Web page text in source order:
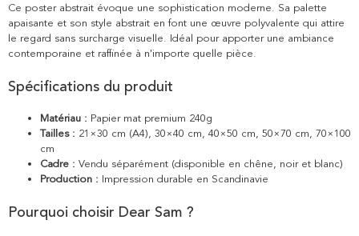
Ce poster abstrait évoque une sophistication moderne. Sa palette
apaisante et son style abstrait en font une œuvre polyvalente qui attire
le regard sans surcharge visuelle. Idéal pour apporter une ambiance
contemporaine et raffinée à n'importe quelle pièce.
Spécifications du produit
Matériau : Papier mat premium 240g
Tailles : 21×30 cm (A4), 30×40 cm, 40×50 cm, 50×70 cm, 70×100
cm
Cadre : Vendu séparément (disponible en chêne, noir et blanc)
Production : Impression durable en Scandinavie
Pourquoi choisir Dear Sam ?